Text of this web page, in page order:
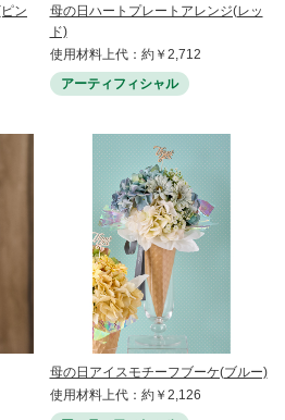
ン
母の日ハートプレートアレンジ(レッ
ド)
使用材料上代：約￥2,712
アーティフィシャル
母の日アイスモチーフブーケ(ブルー)
使用材料上代：約￥2,126